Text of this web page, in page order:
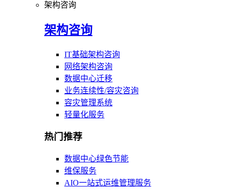
架构咨询
架构咨询
IT基础架构咨询
网络架构咨询
数据中心迁移
业务连续性/容灾咨询
容灾管理系统
轻量化服务
热门推荐
数据中心绿色节能
维保服务
AIO一站式运维管理服务